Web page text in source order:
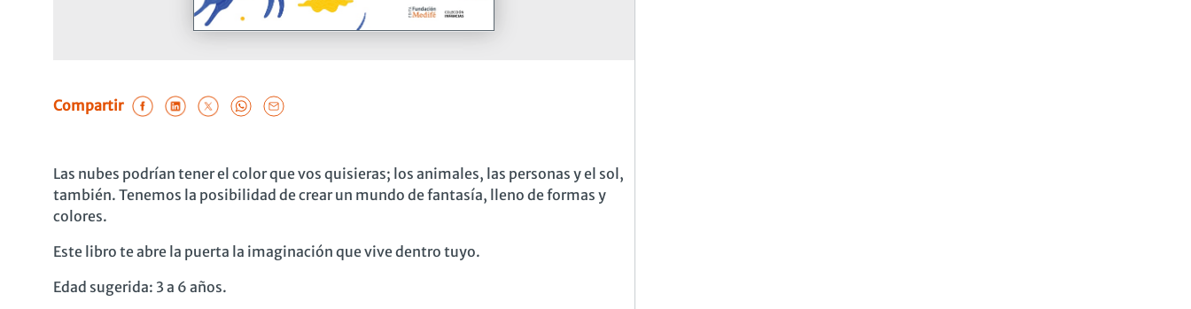
Compartir
Las nubes podrían tener el color que vos quisieras; los animales, las personas y el sol,
también. Tenemos la posibilidad de crear un mundo de fantasía, lleno de formas y
colores.
Este libro te abre la puerta la imaginación que vive dentro tuyo.
Edad sugerida: 3 a 6 años.